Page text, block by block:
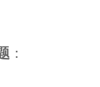
：